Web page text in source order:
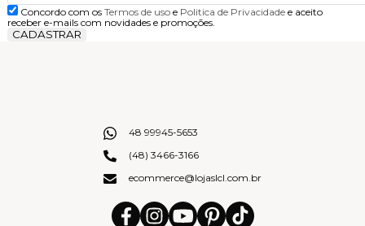
Concordo com os Termos de usoe Politica de Privacidadee aceito
receber e-mails com novidades e promoções.
CADASTRAR
48 99945-5653
(48) 3466-3166
ecommerce@lojaslcl.com.br